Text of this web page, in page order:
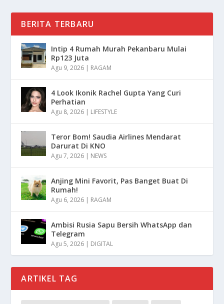
BERITA TERBARU
Intip 4 Rumah Murah Pekanbaru Mulai
Rp123 Juta
Agu 9, 2026 | RAGAM
4 Look Ikonik Rachel Gupta Yang Curi
Perhatian
Agu 8, 2026 | LIFESTYLE
Teror Bom! Saudia Airlines Mendarat
Darurat Di KNO
Agu 7, 2026 | NEWS
Anjing Mini Favorit, Pas Banget Buat Di
Rumah!
Agu 6, 2026 | RAGAM
Ambisi Rusia Sapu Bersih WhatsApp dan
Telegram
Agu 5, 2026 | DIGITAL
ARTIKEL TAG